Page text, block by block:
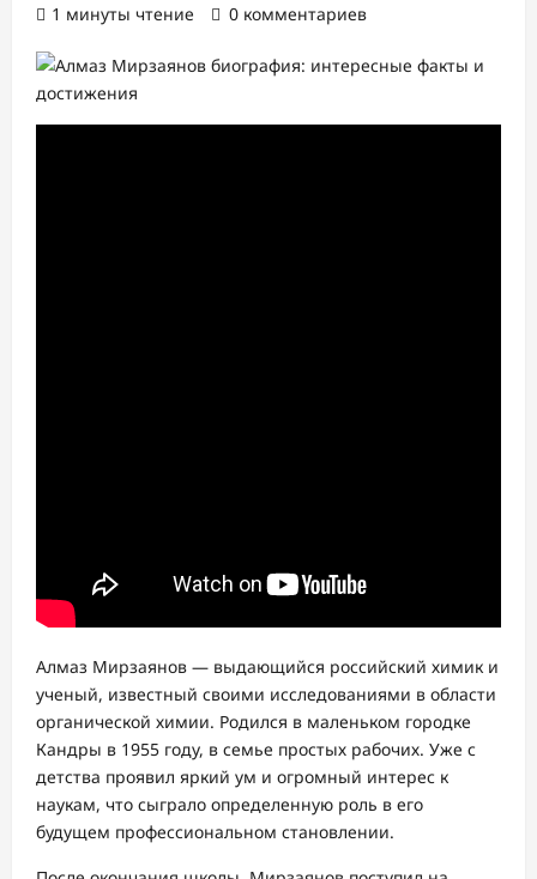
1 минуты чтение
0 комментариев
Алмаз Мирзаянов — выдающийся российский химик и
ученый, известный своими исследованиями в области
органической химии. Родился в маленьком городке
Кандры в 1955 году, в семье простых рабочих. Уже с
детства проявил яркий ум и огромный интерес к
наукам, что сыграло определенную роль в его
будущем профессиональном становлении.